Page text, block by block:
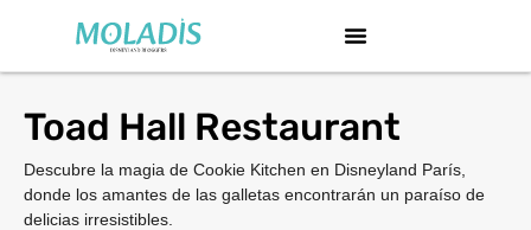
Toad Hall Restaurant
Descubre la magia de Cookie Kitchen en Disneyland París,
donde los amantes de las galletas encontrarán un paraíso de
delicias irresistibles.